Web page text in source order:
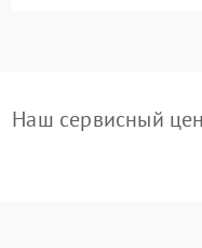
Наш сервисный